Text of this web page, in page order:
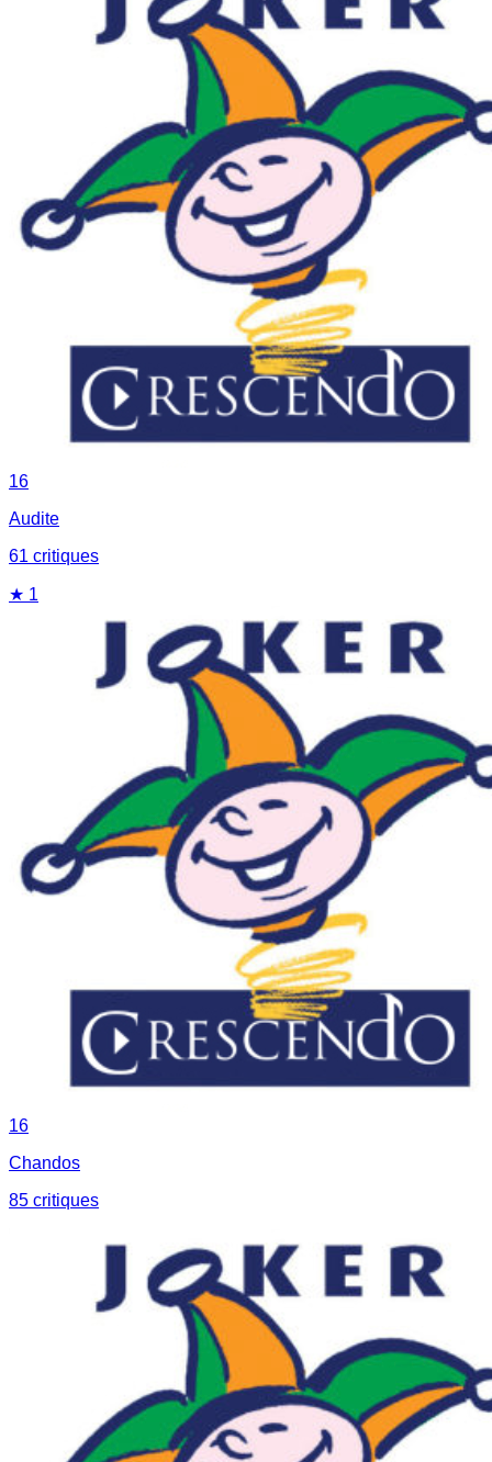
16
Audite
61 critiques
★ 1
16
Chandos
85 critiques